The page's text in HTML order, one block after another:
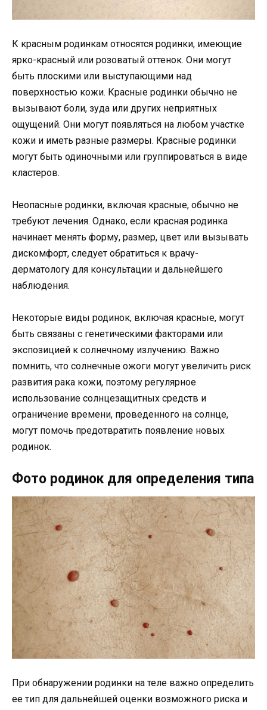
К красным родинкам относятся родинки, имеющие
ярко-красный или розоватый оттенок. Они могут
быть плоскими или выступающими над
поверхностью кожи. Красные родинки обычно не
вызывают боли, зуда или других неприятных
ощущений. Они могут появляться на любом участке
кожи и иметь разные размеры. Красные родинки
могут быть одиночными или группироваться в виде
кластеров.
Неопасные родинки, включая красные, обычно не
требуют лечения. Однако, если красная родинка
начинает менять форму, размер, цвет или вызывать
дискомфорт, следует обратиться к врачу-
дерматологу для консультации и дальнейшего
наблюдения.
Некоторые виды родинок, включая красные, могут
быть связаны с генетическими факторами или
экспозицией к солнечному излучению. Важно
помнить, что солнечные ожоги могут увеличить риск
развития рака кожи, поэтому регулярное
использование солнцезащитных средств и
ограничение времени, проведенного на солнце,
могут помочь предотвратить появление новых
родинок.
Фото родинок для определения типа
При обнаружении родинки на теле важно определить
ее тип для дальнейшей оценки возможного риска и